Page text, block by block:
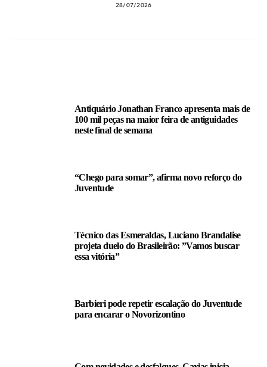
28/07/2026
Antiquário Jonathan Franco apresenta mais de
100 mil peças na maior feira de antiguidades
neste final de semana
“Chego para somar”, afirma novo reforço do
Juventude
Técnico das Esmeraldas, Luciano Brandalise
projeta duelo do Brasileirão: ”Vamos buscar
essa vitória”
Barbieri pode repetir escalação do Juventude
para encarar o Novorizontino